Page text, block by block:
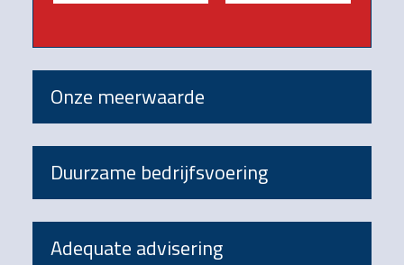
Onze meerwaarde
Duurzame bedrijfsvoering
Adequate advisering